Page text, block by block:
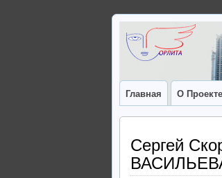
Главная О Проекте
Сергей